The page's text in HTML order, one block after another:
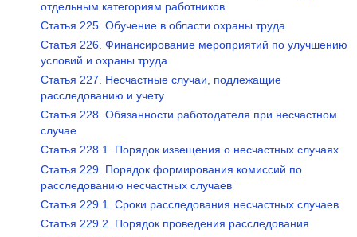
отдельным категориям работников
Статья 225. Обучение в области охраны труда
Статья 226. Финансирование мероприятий по улучшению
условий и охраны труда
Статья 227. Несчастные случаи, подлежащие
расследованию и учету
Статья 228. Обязанности работодателя при несчастном
случае
Статья 228.1. Порядок извещения о несчастных случаях
Статья 229. Порядок формирования комиссий по
расследованию несчастных случаев
Статья 229.1. Сроки расследования несчастных случаев
Статья 229.2. Порядок проведения расследования